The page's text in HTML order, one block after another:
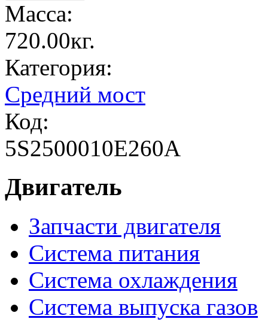
Масса:
720.00кг.
Категория:
Средний мост
Код:
5S2500010E260A
Двигатель
Запчасти двигателя
Система питания
Система охлаждения
Система выпуска газов